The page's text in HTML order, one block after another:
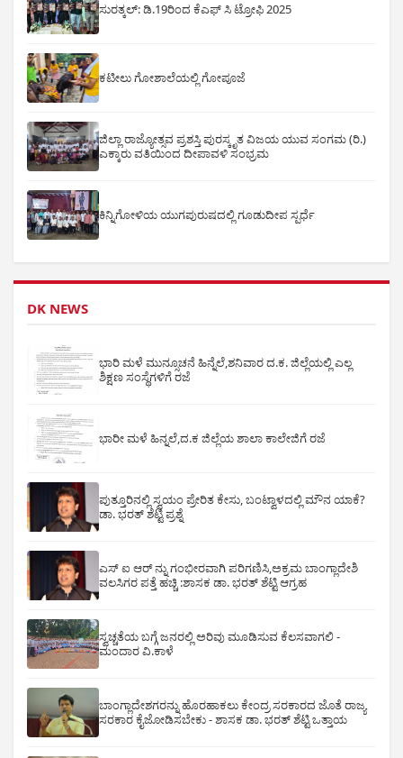
ಸುರತ್ಕಲ್: ಡಿ‌.19ರಿಂದ ಕೆಎಫ್ ಸಿ ಟ್ರೋಫಿ 2025
ಕಟೀಲು ಗೋಶಾಲೆಯಲ್ಲಿ ಗೋಪೂಜೆ
ಜಿಲ್ಲಾ ರಾಜ್ಯೋತ್ಸವ ಪ್ರಶಸ್ತಿ ಪುರಸ್ಕೃತ ವಿಜಯ ಯುವ ಸಂಗಮ (ರಿ.)
ಎಕ್ಕಾರು ವತಿಯಿಂದ ದೀಪಾವಳಿ ಸಂಭ್ರಮ
ಕಿನ್ನಿಗೋಳಿಯ ಯುಗಪುರುಷದಲ್ಲಿ ಗೂಡುದೀಪ ಸ್ಪರ್ಧೆ
DK NEWS
ಭಾರಿ ಮಳೆ ಮುನ್ಸೂಚನೆ ಹಿನ್ನೆಲೆ,ಶನಿವಾರ ದ.ಕ. ಜಿಲ್ಲೆಯಲ್ಲಿ ಎಲ್ಲ
ಶಿಕ್ಷಣ ಸಂಸ್ಥೆಗಳಿಗೆ ರಜೆ
ಭಾರೀ ಮಳೆ ಹಿನ್ನಲೆ,ದ.ಕ ಜಿಲ್ಲೆಯ ಶಾಲಾ ಕಾಲೇಜಿಗೆ ರಜೆ
ಪುತ್ತೂರಿನಲ್ಲಿ ಸ್ವಯಂ ಪ್ರೇರಿತ ಕೇಸು, ಬಂಟ್ವಾಳದಲ್ಲಿ ಮೌನ ಯಾಕೆ?
ಡಾ. ಭರತ್ ಶೆಟ್ಟಿ ಪ್ರಶ್ನೆ
ಎಸ್ ಐ ಆರ್ ನ್ನು ಗಂಭೀರವಾಗಿ ಪರಿಗಣಿಸಿ,ಅಕ್ರಮ ಬಾಂಗ್ಲಾದೇಶಿ
ವಲಸಿಗರ ಪತ್ತೆ ಹಚ್ಚಿ :ಶಾಸಕ ಡಾ. ಭರತ್ ಶೆಟ್ಟಿ ಆಗ್ರಹ
ಸ್ವಚ್ಚತೆಯ ಬಗ್ಗೆ ಜನರಲ್ಲಿ ಅರಿವು ಮೂಡಿಸುವ ಕೆಲಸವಾಗಲಿ -
ಮಂದಾರ ವಿ.ಕಾಳೆ
ಬಾಂಗ್ಲಾದೇಶಗರನ್ನು ಹೊರಹಾಕಲು ಕೇಂದ್ರ ಸರಕಾರದ ಜೊತೆ ರಾಜ್ಯ
ಸರಕಾರ ಕೈಜೋಡಿಸಬೇಕು - ಶಾಸಕ ಡಾ. ಭರತ್ ಶೆಟ್ಟಿ ಒತ್ತಾಯ